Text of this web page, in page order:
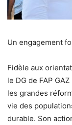
Un engagement
Fidèle aux
le DG de FAP
les grandes
vie des
durable. Son